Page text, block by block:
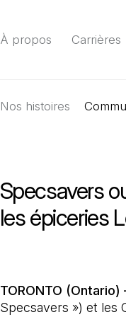
À propos Carrières
Nos histoires
Specsavers
les épiceries
TORONTO
Specsavers ») et les